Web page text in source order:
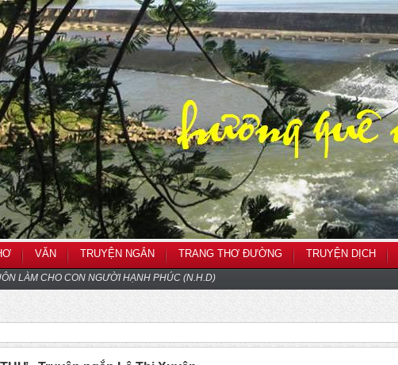
VĂN TRUYỆN NGẮN TRANG THƠ ĐƯỜNG TRUYỆN DỊCH
LÀM CHO CON NGƯỜI HẠNH PHÚC (N.H.D)